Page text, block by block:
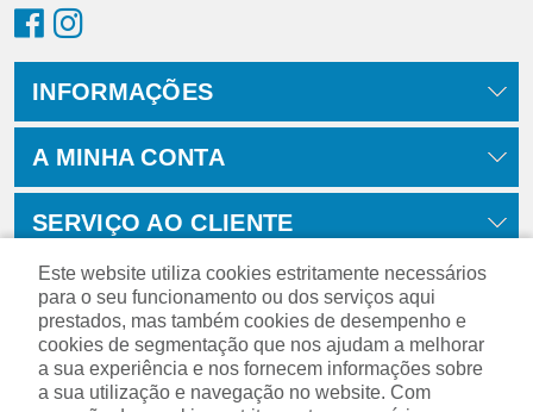
INFORMAÇÕES
A MINHA CONTA
SERVIÇO AO CLIENTE
Este website utiliza cookies estritamente necessários
para o seu funcionamento ou dos serviços aqui
prestados, mas também cookies de desempenho e
cookies de segmentação que nos ajudam a melhorar
a sua experiência e nos fornecem informações sobre
a sua utilização e navegação no website. Com